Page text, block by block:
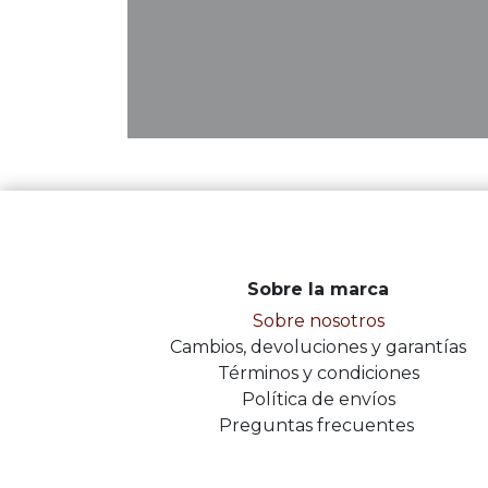
Sobre la marca
Sobre nosotros
Cambios, devoluciones y garantías
Términos y condiciones
Política de envíos
Preguntas frecuentes